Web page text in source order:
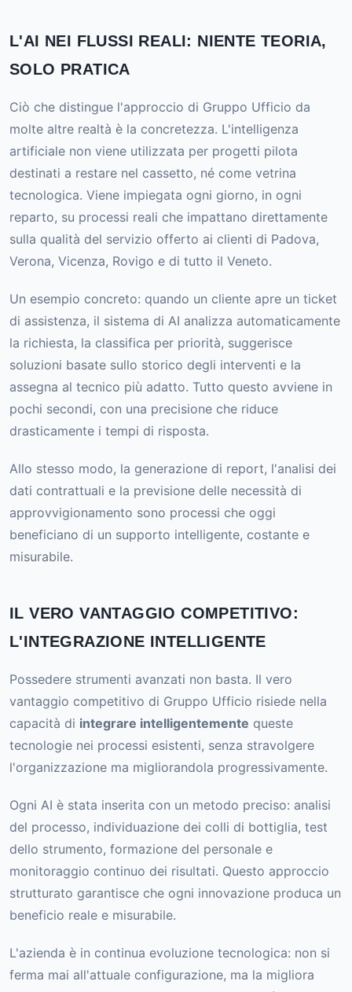
L'AI NEI FLUSSI REALI: NIENTE TEORIA,
SOLO PRATICA
Ciò che distingue l'approccio di Gruppo Ufficio da
molte altre realtà è la concretezza. L'intelligenza
artificiale non viene utilizzata per progetti pilota
destinati a restare nel cassetto, né come vetrina
tecnologica. Viene impiegata ogni giorno, in ogni
reparto, su processi reali che impattano direttamente
sulla qualità del servizio offerto ai clienti di Padova,
Verona, Vicenza, Rovigo e di tutto il Veneto.
Un esempio concreto: quando un cliente apre un ticket
di assistenza, il sistema di AI analizza automaticamente
la richiesta, la classifica per priorità, suggerisce
soluzioni basate sullo storico degli interventi e la
assegna al tecnico più adatto. Tutto questo avviene in
pochi secondi, con una precisione che riduce
drasticamente i tempi di risposta.
Allo stesso modo, la generazione di report, l'analisi dei
dati contrattuali e la previsione delle necessità di
approvvigionamento sono processi che oggi
beneficiano di un supporto intelligente, costante e
misurabile.
IL VERO VANTAGGIO COMPETITIVO:
L'INTEGRAZIONE INTELLIGENTE
Possedere strumenti avanzati non basta. Il vero
vantaggio competitivo di Gruppo Ufficio risiede nella
capacità di integrare intelligentemente queste
tecnologie nei processi esistenti, senza stravolgere
l'organizzazione ma migliorandola progressivamente.
Ogni AI è stata inserita con un metodo preciso: analisi
del processo, individuazione dei colli di bottiglia, test
dello strumento, formazione del personale e
monitoraggio continuo dei risultati. Questo approccio
strutturato garantisce che ogni innovazione produca un
beneficio reale e misurabile.
L'azienda è in continua evoluzione tecnologica: non si
ferma mai all'attuale configurazione, ma la migliora